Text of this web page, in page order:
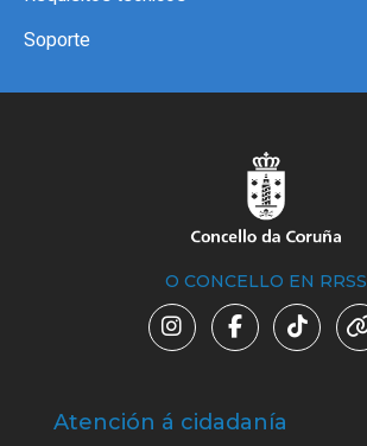
Soporte
O CONCELLO EN RRSS
Atención á cidadanía